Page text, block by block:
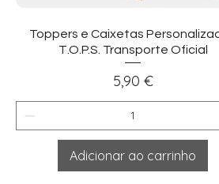
Visualização rápida
Toppers e Caixetas
T.O.P.S. Transporte Oficial
Preço
5,90 €
Adicionar ao carrinho